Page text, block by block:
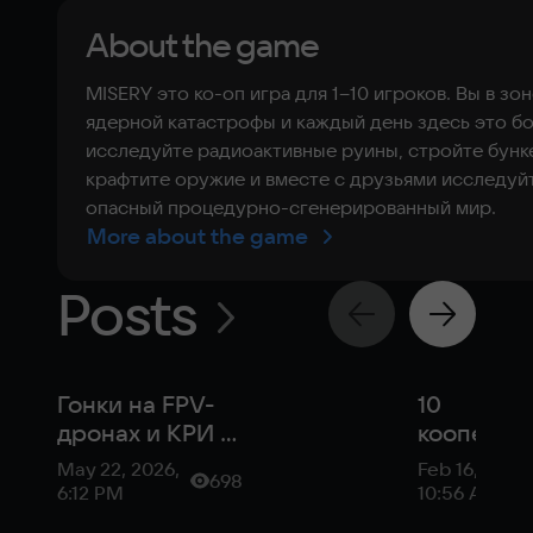
About the game
MISERY это ко-оп игра для 1–10 игроков. Вы в
ядерной катастрофы и каждый день здесь это
исследуйте радиоактивные руины, стройте
крафтите оружие и вместе с друзьями
опасный процедурно-сгенерированный мир.
More about the game
Posts
Гонки на FPV-
дронах и КРИ в
Москве:
новости
May 22, 2026,
6:12 PM
698
10
которые
Feb 16, 2026,
10:56 AM